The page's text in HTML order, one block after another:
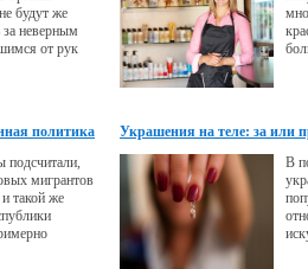
будут же
за неверным
от рук
политика
подсчитали,
мигрантов
такой же
Украшения на теле: за или
В